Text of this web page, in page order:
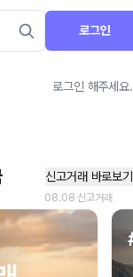
로그인
로그인 해주세요.